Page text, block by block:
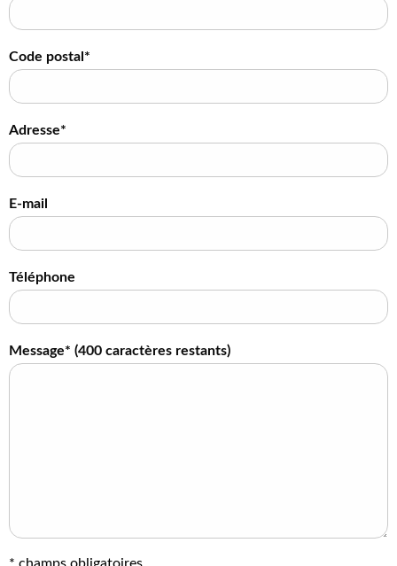
Code postal*
Adresse*
E-mail
Téléphone
Message* (400 caractères restants)